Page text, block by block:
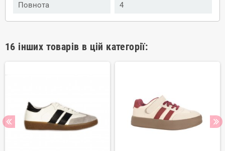
Повнота 4
16 інших товарів в цій категорії: